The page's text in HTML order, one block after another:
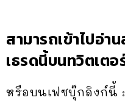
สามารถเข้าไปอ่า
เธรดนี้บนทวิตเตอ
หรือบนเฟซบุ๊กลิงก์นี้ :